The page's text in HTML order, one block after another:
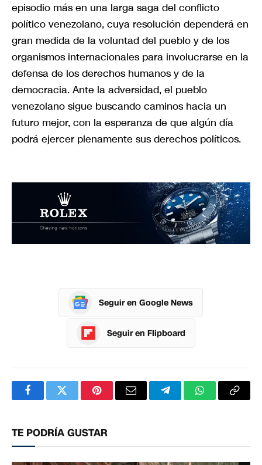
episodio más en una larga saga del conflicto
político venezolano, cuya resolución dependerá en
gran medida de la voluntad del pueblo y de los
organismos internacionales para involucrarse en la
defensa de los derechos humanos y de la
democracia. Ante la adversidad, el pueblo
venezolano sigue buscando caminos hacia un
futuro mejor, con la esperanza de que algún día
podrá ejercer plenamente sus derechos políticos.
Seguir en Google News
Seguir en Flipboard
FacebookTwitterPinterestCorreoTelegramWhatsApp
TE PODRÍA GUSTAR